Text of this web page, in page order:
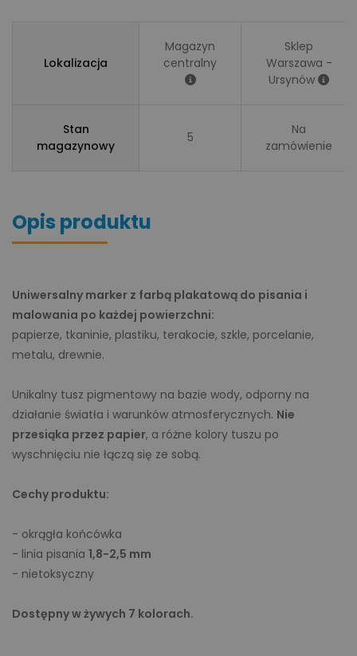
Lokalizacja
Magazyn
centralny
Sklep
Warszawa -
Ursynów
Stan
magazynowy
5
Na
zamówienie
Opis produktu
Uniwersalny marker z farbą plakatową do pisania i
malowania po każdej powierzchni:
papierze, tkaninie, plastiku, terakocie, szkle, porcelanie,
metalu, drewnie.
Unikalny tusz pigmentowy na bazie wody, odporny na
działanie światła i warunków atmosferycznych. Nie
przesiąka przez papier, a różne kolory tuszu po
wyschnięciu nie łączą się ze sobą.
Cechy produktu:
- okrągła końcówka
- linia pisania 1,8-2,5 mm
- nietoksyczny
Dostępny w żywych 7 kolorach.